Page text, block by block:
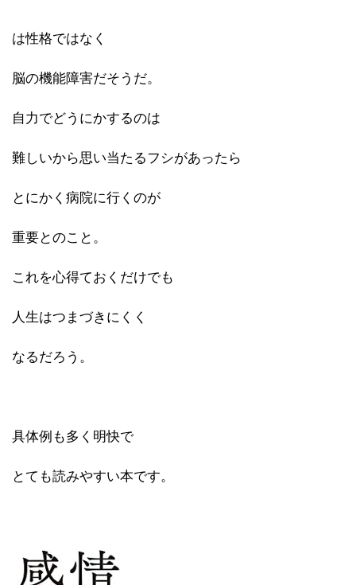
は性格ではなく
脳の機能障害だそうだ。
自力でどうにかするのは
難しいから思い当たるフシがあったら
とにかく病院に行くのが
重要とのこと。
これを心得ておくだけでも
人生はつまづきにくく
なるだろう。
具体例も多く明快で
とても読みやすい本です。